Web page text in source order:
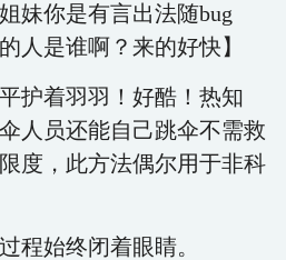
妹你是有言出法随bug
人是谁啊？来的好快】
护着羽羽！好酷！热知
人员还能自己跳伞不需救
度，此方法偶尔用于非科
程始终闭着眼睛。